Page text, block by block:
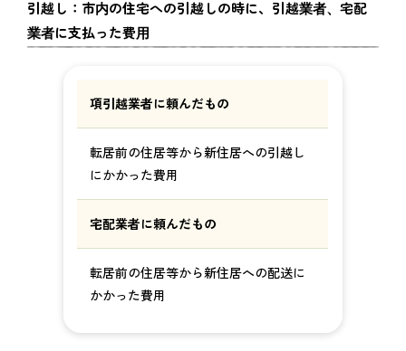
引越し：市内の住宅への引越しの時に、引越業者、宅配
業者に支払った費用
項引越業者に頼んだもの
転居前の住居等から新住居への引越し
にかかった費用
宅配業者に頼んだもの
転居前の住居等から新住居への配送に
かかった費用